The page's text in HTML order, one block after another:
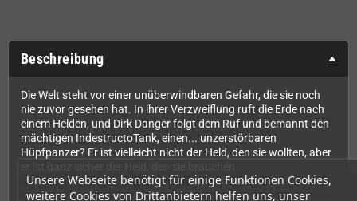
Unsere Webseite benötigt für einige Funktionen Cookies,
weitere Cookies von Drittanbietern helfen uns, unser
Beschreibung
Die Welt steht vor einer unüberwindbaren Gefahr, die sie noch
nie zuvor gesehen hat. In ihrer Verzweiflung ruft die Erde nach
einem Helden, und Dirk Danger folgt dem Ruf und bemannt den
mächtigen IndestructoTank, einen... unzerstörbaren
Hüpfpanzer? Er ist vielleicht nicht der Held, den sie wollten, aber
IndestructoTank! ist ein Spiel im Arcade-Stil, das den Flash-